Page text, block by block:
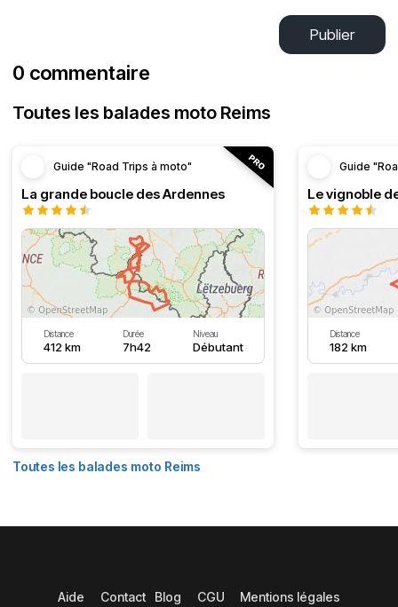
Publier
0 commentaire
Toutes les balades moto Reims
Guide "Road Trips à moto"
La grande boucle des Ardennes
Distance
412 km
Durée
7h42
Niveau
Débutant
Guide
Le vignoble
Distance
182 km
Toutes les balades moto Reims
Aide Contact Blog CGU Mentions légales